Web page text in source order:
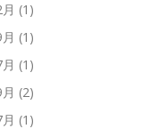
(1)
(1)
(1)
(2)
(1)